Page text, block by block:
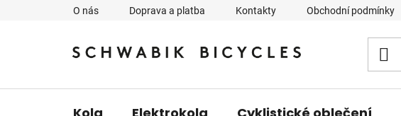
O nás Doprava a platba Kontakty Obchodní podmínky